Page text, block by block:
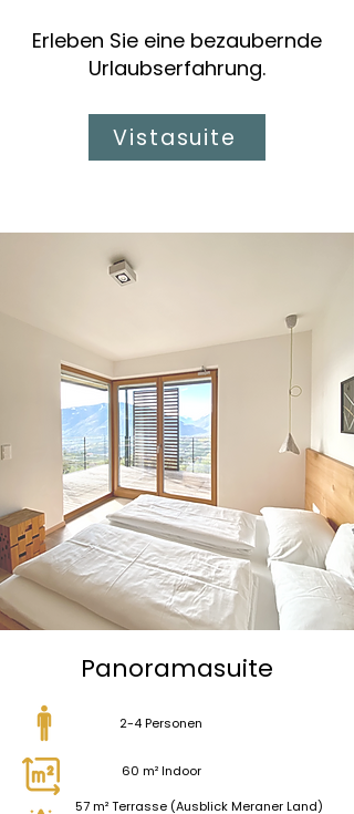
Erleben Sie eine bezaubernde
Urlaubserfahrung.
Vistasuite
Panoramasuite
2-4 Personen
60 m² Indoor
57 m² Terrasse (Ausblick Meraner Land)